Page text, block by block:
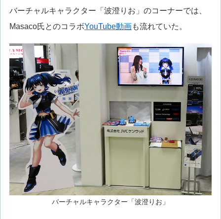
バーチャルキャラクター「波澄りお」のコーナーでは、
Masaco氏とのコラボYouTube動画も流れていた。
バーチャルキャラクター「波澄りお」